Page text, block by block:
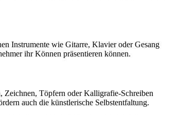
Instrumente wie Gitarre, Klavier oder Gesang
ihr Können präsentieren können.
Zeichnen, Töpfern oder Kalligrafie-Schreiben
auch die künstlerische Selbstentfaltung.